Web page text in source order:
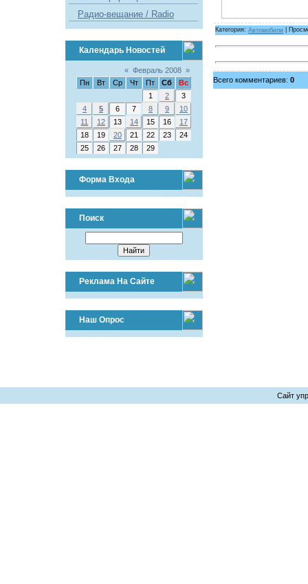
Радио-вещание / Radio
Календарь Новостей
« Февраль 2008 »
Пн
Вт Ср Чт Пт Сб
Вс
1
2
3
4
5 6 7 8 9
10
11
12 13 14 15 16
17
18
19 20 21 22 23
24
25
26 27 28 29
Форма Входа
Поиск
Реклама На Сайте
Наш Опрос
Категория: Автомобили|
Всего комментариев: 0
Сайт